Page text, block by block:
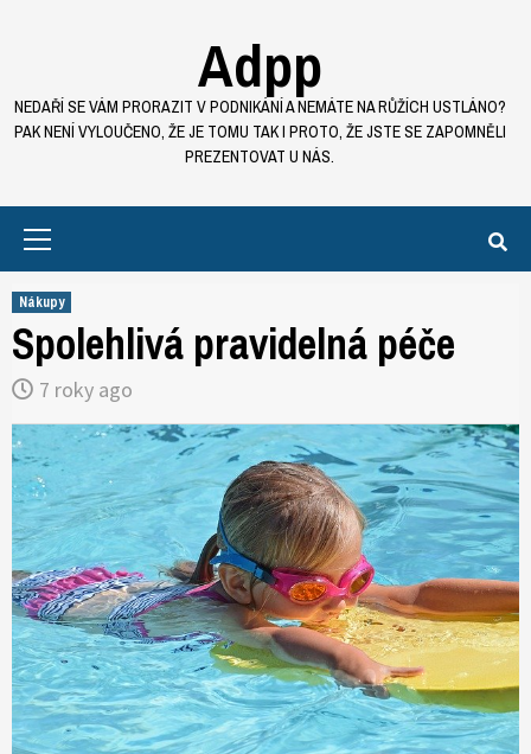
Adpp
NEDAŘÍ SE VÁM PRORAZIT V PODNIKÁNÍ A NEMÁTE NA RŮŽÍCH USTLÁNO?
PAK NENÍ VYLOUČENO, ŽE JE TOMU TAK I PROTO, ŽE JSTE SE ZAPOMNĚLI
PREZENTOVAT U NÁS.
Nákupy
Spolehlivá pravidelná péče
7 roky ago